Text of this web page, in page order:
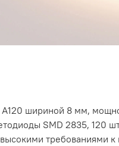
A120 шириной 8 мм,
SMD 2835, 120
требованиями